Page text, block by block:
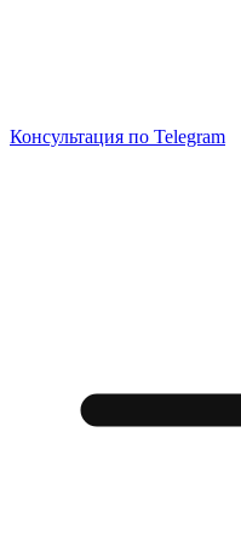
Консультация по Telegram